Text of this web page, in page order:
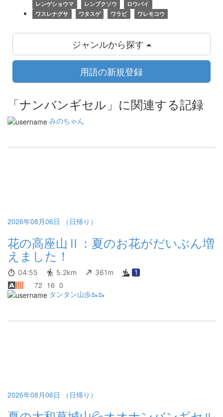
レンゲショウマ
レンプクソウ
ロウバイ
ワスレナグサ
ワタスゲ ワラビ ワレモコウ
ジャンルから探す
用語の新規登録
「ナンバンギセル」に関連する記録
みのちゃん
2026年08月06日 （日帰り）
花の高座山Ⅱ：夏のお花がだいぶん増
えました！
04:55 5.2km 361m 1
72 16 0
タンタン山歩🥾🥾
2026年08月06日 （日帰り）